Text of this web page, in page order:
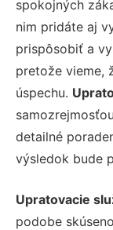
spokojných
nim pridáte aj
prispôsobiť a
pretože vieme,
úspechu.
detailné
výsledok bude
Upratovacie
podobe